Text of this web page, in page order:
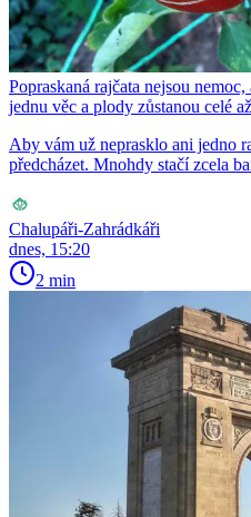
Popraskaná rajčata nejsou
jednu věc a plody zůstanou celé
Aby vám už neprasklo ani jedno
předcházet. Mnohdy stačí zcela
Chalupáři-Zahrádkáři
dnes, 15:20
2 min